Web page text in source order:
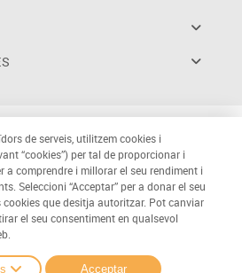
de serveis, utilitzem cookies i
“cookies”) per tal de proporcionar i
a comprendre i millorar el seu rendiment i
Seleccioni “Acceptar” per a donar el seu
que desitja autoritzar. Pot canviar
el seu consentiment en qualsevol
Acceptar